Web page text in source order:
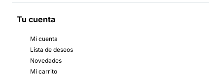
Tu cuenta
Mi cuenta
Lista de deseos
Novedades
Mi carrito